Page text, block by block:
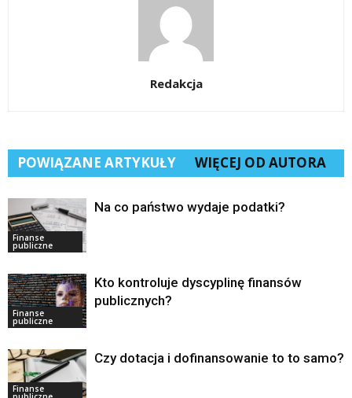
Redakcja
POWIĄZANE ARTYKUŁY WIĘCEJ OD AUTORA
Finanse
publiczne
Na co państwo wydaje podatki?
Finanse
publiczne
Kto kontroluje dyscyplinę finansów
publicznych?
Finanse
Czy dotacja i dofinansowanie to to samo?